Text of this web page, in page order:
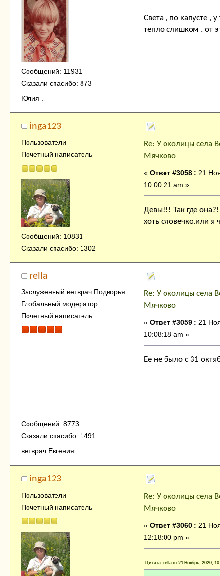
Сообщений: 11931
Сказали спасибо: 873
Юлия .
Света , по капусте ,
тепло слишком , от
inga123
Пользователи
Почетный написатель
Сообщений: 10831
Сказали спасибо: 1302
Re: У околицы села
Мячково
« Ответ #3058 : 21
10:00:21 am »
Девы!!! Так где
хоть словечко.или я
rella
Заслуженный ветврач Подворья
Глобальный модератор
Почетный написатель
Сообщений: 8773
Сказали спасибо: 1491
ветврач Евгения
Re: У околицы села
Мячково
« Ответ #3059 : 21
10:08:18 am »
Ее не было с 31
inga123
Пользователи
Почетный написатель
Re: У околицы села
Мячково
« Ответ #3060 : 21
12:18:00 pm »
Цитата: rella от 21 Ноябрь, 2020,